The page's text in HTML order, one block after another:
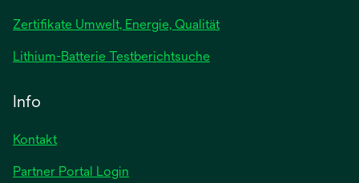
Zertifikate Umwelt, Energie, Qualität
Lithium-Batterie Testberichtsuchewird
Info
Kontakt
Partner Portal Login